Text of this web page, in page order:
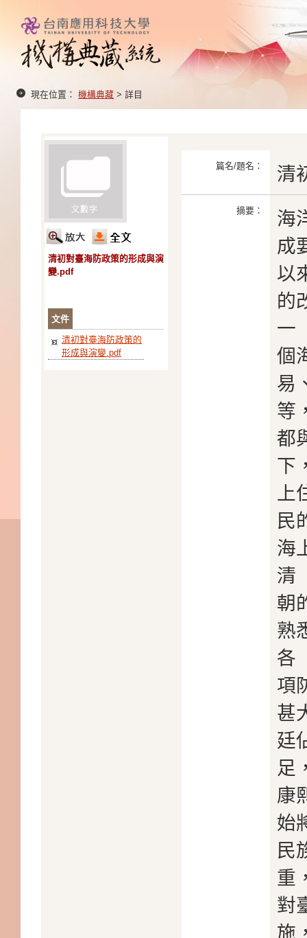
現在位置： 機構典藏 > 詳目
清初對臺海防政策的形成與演
變.pdf
文件
清初對臺海防政策的
形成與演變.pdf
篇名/題名： 清
摘要：
海
成
以
的
一
個
易
等
都
下
上
民
海
清
朝
熟
各
項
甚
廷
足
康
始
民
重
對
施